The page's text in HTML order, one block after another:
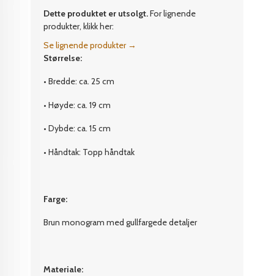
Dette produktet er utsolgt.For lignende
produkter, klikk her:
Se lignende produkter →
Størrelse:
• Bredde: ca. 25 cm
• Høyde: ca. 19 cm
• Dybde: ca. 15 cm
• Håndtak: Topp håndtak
Farge:
Brun monogram med gullfargede detaljer
Materiale: